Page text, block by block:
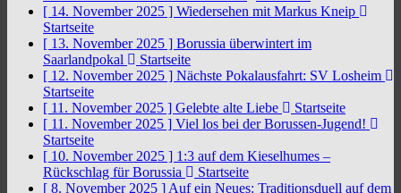
[ 14. November 2025 ] Wiedersehen mit Markus Kneip
Startseite
[ 13. November 2025 ] Borussia überwintert im
Saarlandpokal
Startseite
[ 12. November 2025 ] Nächste Pokalausfahrt: SV Losheim
Startseite
[ 11. November 2025 ] Gelebte alte Liebe
Startseite
[ 11. November 2025 ] Viel los bei der Borussen-Jugend!
Startseite
[ 10. November 2025 ] 1:3 auf dem Kieselhumes –
Rückschlag für Borussia
Startseite
[ 8. November 2025 ] Auf ein Neues: Traditionsduell auf dem